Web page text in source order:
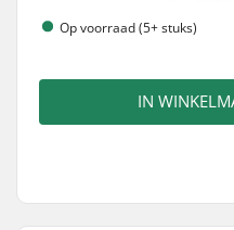
Op voorraad (5+ stuks)
IN